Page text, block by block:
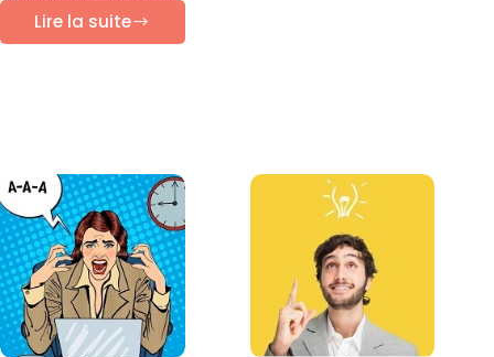
Lire la suite
hypersensibles